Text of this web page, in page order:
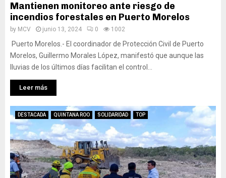
Mantienen monitoreo ante riesgo de
incendios forestales en Puerto Morelos
by MCV junio 13, 2024 0 1002
Puerto Morelos.- El coordinador de Protección Civil de Puerto
Morelos, Guillermo Morales López, manifestó que aunque las
lluvias de los últimos días facilitan el control...
Leer más
DESTACADA QUINTANA ROO SOLIDARIDAD TOP